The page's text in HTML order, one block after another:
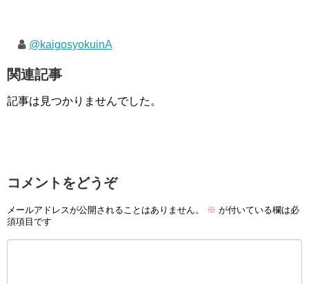
@kaigosyokuinA
関連記事
記事は見つかりませんでした。
コメントをどうぞ
メールアドレスが公開されることはありません。 ※ が付いている欄は必
須項目です